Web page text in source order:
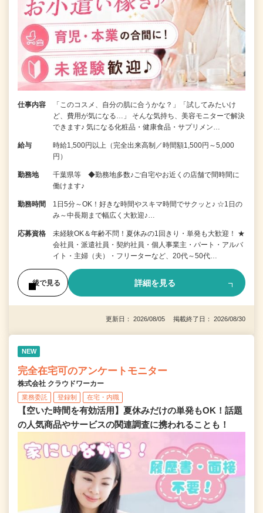
仕事内容
「このコスメ、自分の肌に合うかな？」「試してみたいけ
ど、費用が気になる…」 そんな気持ち、美容モニターで解決
できます♪ 気になる化粧品・健康食品・サプリメン…
給与
時給1,500円以上（完全出来高制／時間額1,500円～5,000
円）
勤務地
千葉県等 ◆勤務地多数♪ご自宅やお近くの店舗で間時間に
働けます♪
勤務時間
1日5分～OK！好きな時間やスキマ時間でサクッと♪ ☆1日の
み～中長期まで幅広く大歓迎♪…
応募資格
未経験OK＆年齢不問！夏休みの1回きり・単発も大歓迎！ ★
会社員・派遣社員・契約社員・個人事業主・パート・アルバ
イト・主婦（夫）・フリーターなど、20代～50代…
後で見る 詳細を見る
更新日： 2026/08/05 掲載終了日： 2026/08/30
NEW
完全在宅可のアンケートモニター
株式会社 クラウドワーカー
業務委託 登録制 在宅・内職
【空いた時間を有効活用】夏休みだけの単発もOK！話題
の人気商品やサービスの関連調査に携われることも！